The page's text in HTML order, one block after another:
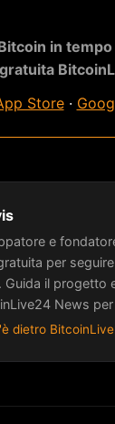
in
gratuita
Store·
e
per
Guida il progetto
News
dietro